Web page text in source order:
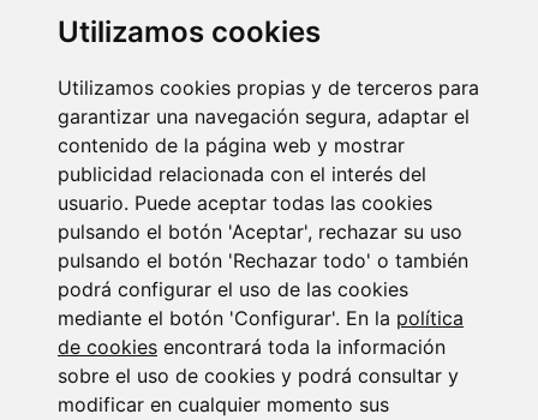
Utilizamos cookies
Utilizamos cookies propias y de terceros para
garantizar una navegación segura, adaptar el
contenido de la página web y mostrar
publicidad relacionada con el interés del
usuario. Puede aceptar todas las cookies
pulsando el botón 'Aceptar', rechazar su uso
pulsando el botón 'Rechazar todo' o también
podrá configurar el uso de las cookies
mediante el botón 'Configurar'. En la política
de cookies encontrará toda la información
sobre el uso de cookies y podrá consultar y
modificar en cualquier momento sus
Newsletter Laboral. Julio 2026
24/07/2026